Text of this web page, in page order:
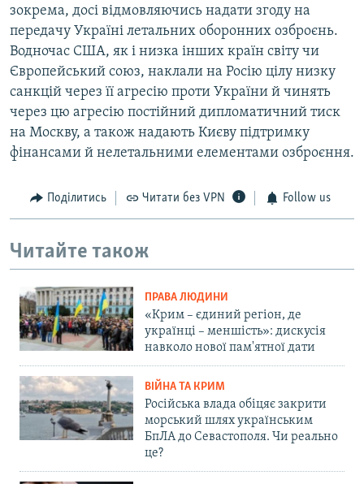
зокрема, досі відмовляючись надати згоду на
передачу Україні летальних оборонних озброєнь.
Водночас США, як і низка інших країн світу чи
Європейський союз, наклали на Росію цілу низку
санкцій через її агресію проти України й чинять
через цю агресію постійний дипломатичний тиск
на Москву, а також надають Києву підтримку
фінансами й нелетальними елементами озброєння.
Поділитись Читати без VPN Follow us
Читайте також
ПРАВА ЛЮДИНИ
«Крим – єдиний регіон, де
українці – меншість»: дискусія
навколо нової пам'ятної дати
ВІЙНА ТА КРИМ
Російська влада обіцяє закрити
морський шлях українським
БпЛА до Севастополя. Чи реально
це?